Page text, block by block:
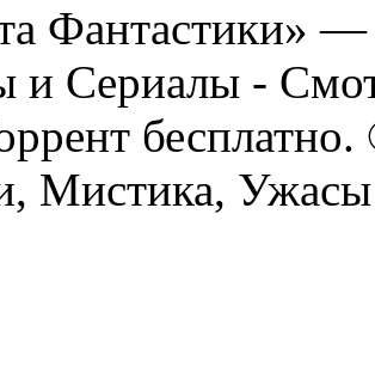
Фантастики»
Сериалы -
Мистика,